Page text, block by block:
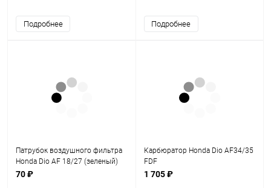
Подробнее Подробнее
Патрубок воздушного фильтра
Honda Dio AF 18/27 (зеленый)
KOMATCU
70 ₽
Карбюратор Honda Dio AF34/35
FDF
1 705 ₽